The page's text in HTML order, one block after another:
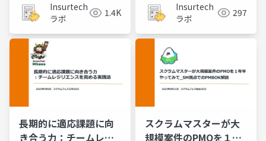
Insurtech
ラボ
1.4K
Insurtech
ラボ
297
長期的に適応課題に向
き合う力：チームレジ
スクラムマスターが大
規模案件のPMOを１年